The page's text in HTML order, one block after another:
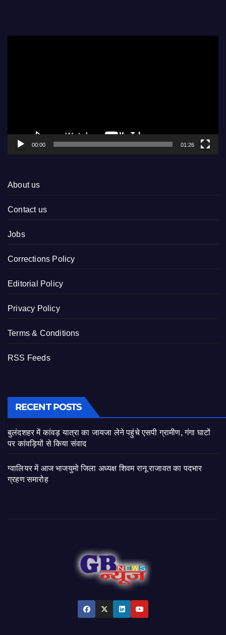
00:00 01:26
About us
Contact us
Jobs
Corrections Policy
Editorial Policy
Privacy Policy
Terms & Conditions
RSS Feeds
RECENT POSTS
बुलंदशहर में कांवड़ यात्रा का जायजा लेने पहुंचे एसपी ग्रामीण, गंगा घाटों
पर कांवड़ियों से किया संवाद
ग्वालियर में आज भाजयुमो जिला अध्यक्ष शिवम रानू राजावत का पदभार
ग्रहण समारोह